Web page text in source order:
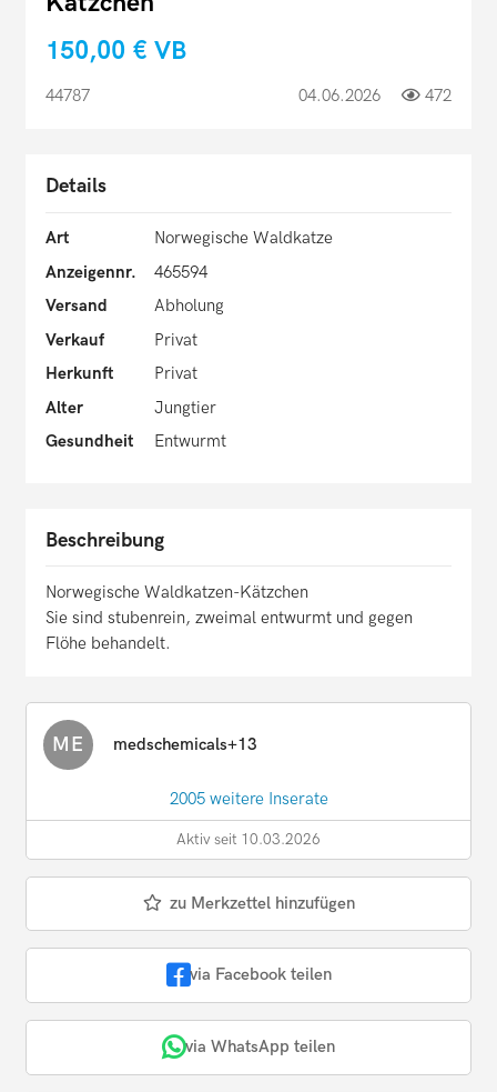
150,00 € VB
44787 04.06.2026 472
Details
Art
Norwegische Waldkatze
Anzeigennr.
465594
Versand
Abholung
Verkauf
Privat
Herkunft
Privat
Alter
Jungtier
Gesundheit
Entwurmt
Beschreibung
Norwegische Waldkatzen-Kätzchen
Sie sind stubenrein, zweimal entwurmt und gegen
Flöhe behandelt.
ME medschemicals+13
2005 weitere Inserate
Aktiv seit 10.03.2026
zu Merkzettel hinzufügen
via Facebook teilen
via WhatsApp teilen